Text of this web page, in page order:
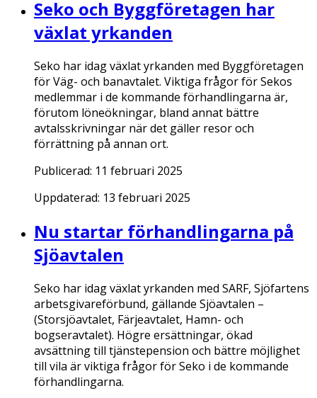
Seko och Byggföretagen har
växlat yrkanden
Seko har idag växlat yrkanden med Byggföretagen
för Väg- och banavtalet. Viktiga frågor för Sekos
medlemmar i de kommande förhandlingarna är,
förutom löneökningar, bland annat bättre
avtalsskrivningar när det gäller resor och
förrättning på annan ort.
Publicerad: 11 februari 2025
Uppdaterad: 13 februari 2025
Nu startar förhandlingarna på
Sjöavtalen
Seko har idag växlat yrkanden med SARF, Sjöfartens
arbetsgivareförbund, gällande Sjöavtalen –
(Storsjöavtalet, Färjeavtalet, Hamn- och
bogseravtalet). Högre ersättningar, ökad
avsättning till tjänstepension och bättre möjlighet
till vila är viktiga frågor för Seko i de kommande
förhandlingarna.